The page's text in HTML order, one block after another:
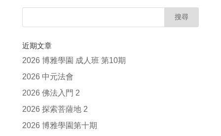
近期文章
2026 博雅學園 成人班 第10期
2026 中元法會
2026 佛法入門 2
2026 探索菩薩地 2
2026 博雅學園第十期